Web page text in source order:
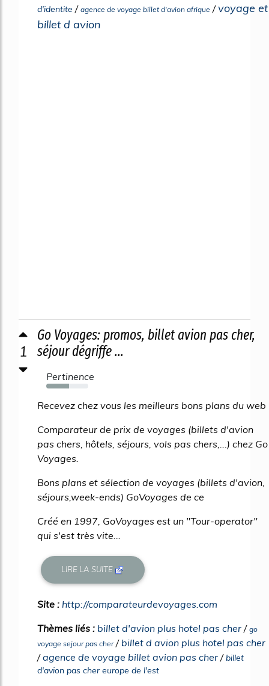
d'identite / agence de voyage billet d'avion afrique /voyage et
billet d avion
1
Go Voyages: promos, billet avion pas cher,
séjour dégriffe ...
Pertinence
54%
Recevez chez vous les meilleurs bons plans du web
Comparateur de prix de voyages (billets d'avion
pas chers, hôtels, séjours, vols pas chers,...) chez Go
Voyages.
Bons plans et sélection de voyages (billets d'avion,
séjours,week-ends) GoVoyages de ce
Créé en 1997, GoVoyages est un "Tour-operator"
qui s'est très vite...
LIRE LA SUITE
Site : http://comparateurdevoyages.com
Thèmes liés : billet d'avion plus hotel pas cher / go
voyage sejour pas cher/ billet d avion plus hotel pas cher
/agence de voyage billet avion pas cher /billet
d'avion pas cher europe de l'est